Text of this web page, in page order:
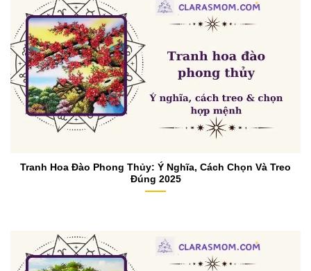
Tranh Hoa Đào Phong Thủy: Ý Nghĩa, Cách Chọn Và Treo
Đúng 2025